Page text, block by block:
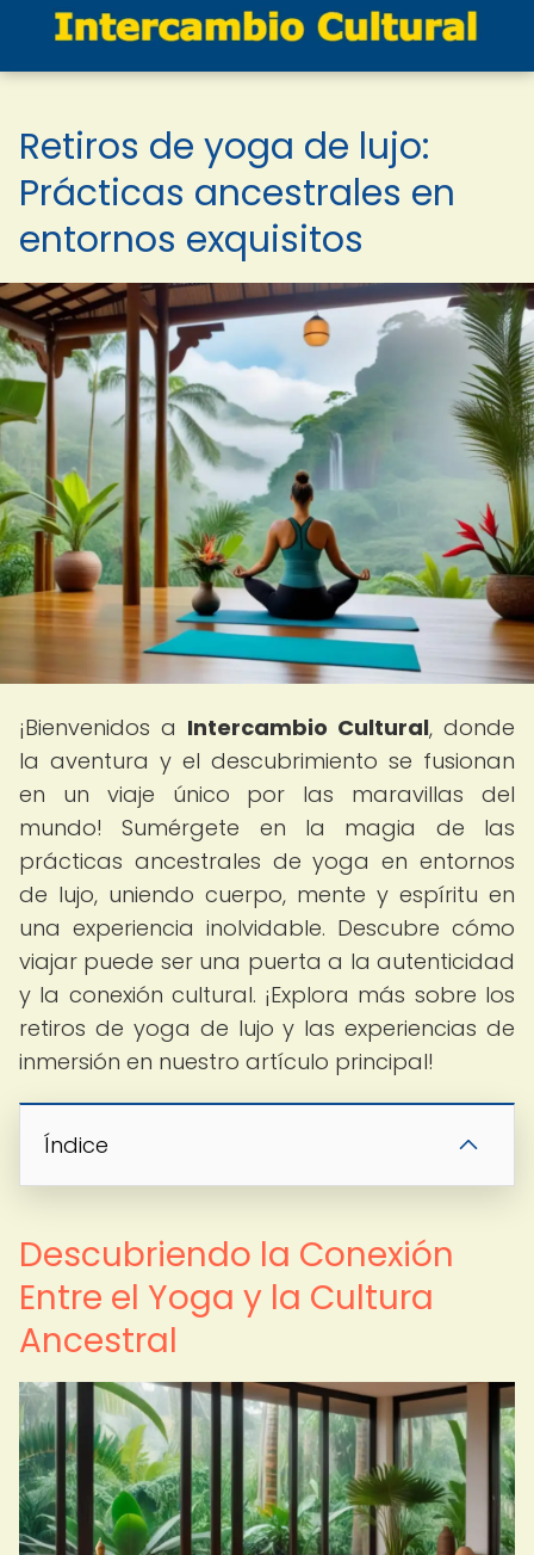
Retiros de yoga de lujo:
Prácticas ancestrales en
entornos exquisitos
¡Bienvenidos a Intercambio Cultural, donde
la aventura y el descubrimiento se fusionan
en un viaje único por las maravillas del
mundo! Sumérgete en la magia de las
prácticas ancestrales de yoga en entornos
de lujo, uniendo cuerpo, mente y espíritu en
una experiencia inolvidable. Descubre cómo
viajar puede ser una puerta a la autenticidad
y la conexión cultural. ¡Explora más sobre los
retiros de yoga de lujo y las experiencias de
inmersión en nuestro artículo principal!
Índice
Descubriendo la Conexión
Entre el Yoga y la Cultura
Ancestral